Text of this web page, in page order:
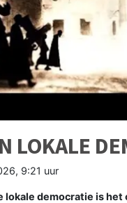
LOKALE
9:21 uur
lokale democratie is